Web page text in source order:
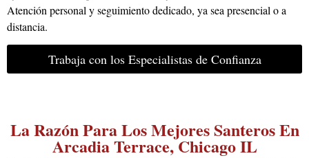
Atención personal y seguimiento dedicado, ya sea presencial o a
distancia.
Trabaja con los Especialistas de Confianza
La Razón Para Los Mejores Santeros En
Arcadia Terrace, Chicago IL